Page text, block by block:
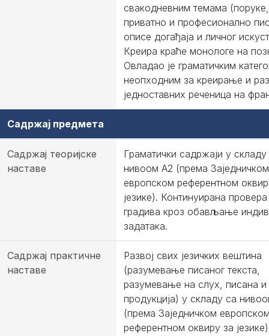
свакодневним темама
приватно и професионално
описе догађаја и личног
Креира краће монологе на
Овладао је граматичким
неопходним за креирање и
једноставних реченица на
Садржај предмета
Садржај теоријске
наставе
Граматички садржаји у
нивоом А2 (према Заједничком
европском референтном
језике). Континуирана
градива кроз обављање
задатака.
Садржај практичне
наставе
Развој свих језичких вештина
(разумевање писаног текста,
разумевање на слух, писана и
продукција) у складу са
(према Заједничком
референтном оквиру за